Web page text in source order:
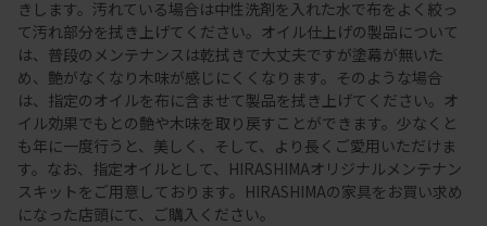
きします。汚れている場合は中性洗剤を入れた水で布をよく絞っ
て汚れ部分を拭き上げてください。オイル仕上げの製品について
は、普段のメンテナンスは乾拭きで大丈夫ですが塗幕が無いた
め、艶がなくなり木味が感じにくくなります。そのような場合
は、指定のオイルを布に含ませて製品を拭き上げてください。オ
イル効果でもとの艶や木味を取り戻すことができます。少なくと
も年に一度行うと、美しく、そして、より長くご愛用いただけま
す。なお、指定オイルとして、HIRASHIMAオリジナルメンテナン
スキットをご用意しております。HIRASHIMAの家具をお買い求め
になった店頭にて、ご購入ください。